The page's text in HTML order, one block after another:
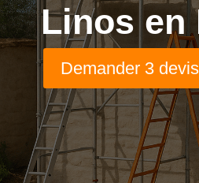
Linos en
Demander 3